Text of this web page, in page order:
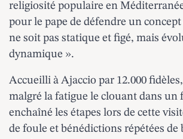
religiosité populaire en
pour le pape de défendre un
ne soit pas statique et figé, mais
dynamique ».
Accueilli à Ajaccio par 12.000
malgré la fatigue le clouant dans
enchaîné les étapes lors de cette
de foule et bénédictions répétées de